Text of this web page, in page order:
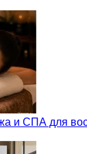
и СПА для